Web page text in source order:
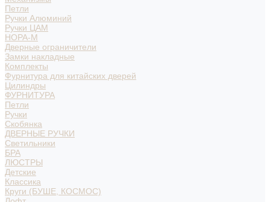
Петли
Ручки Алюминий
Ручки ЦАМ
НОРА-М
Дверные ограничители
Замки накладные
Комплекты
Фурнитура для китайских дверей
Цилиндры
ФУРНИТУРА
Петли
Ручки
Скобянка
ДВЕРНЫЕ РУЧКИ
Светильники
БРА
ЛЮСТРЫ
Детские
Классика
Круги (БУШЕ, КОСМОС)